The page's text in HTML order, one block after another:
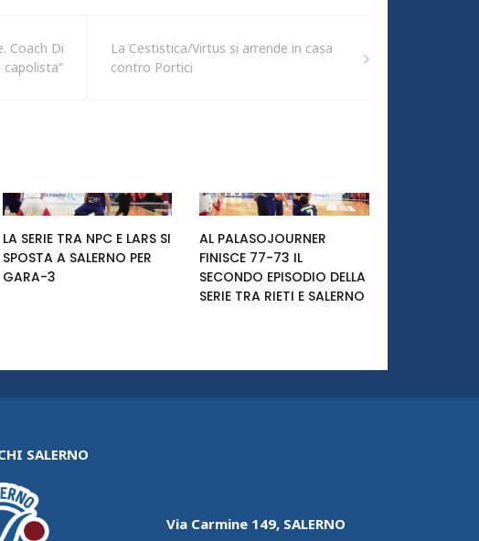
Coach Di
capolista"
La Cestistica/Virtus si arrende in casa
contro Portici
LA SERIE TRA NPC E LARS SI
SPOSTA A SALERNO PER
GARA-3
AL PALASOJOURNER
FINISCE 77-73 IL
SECONDO EPISODIO DELLA
SERIE TRA RIETI E SALERNO
SALERNO
Via Carmine 149, SALERNO